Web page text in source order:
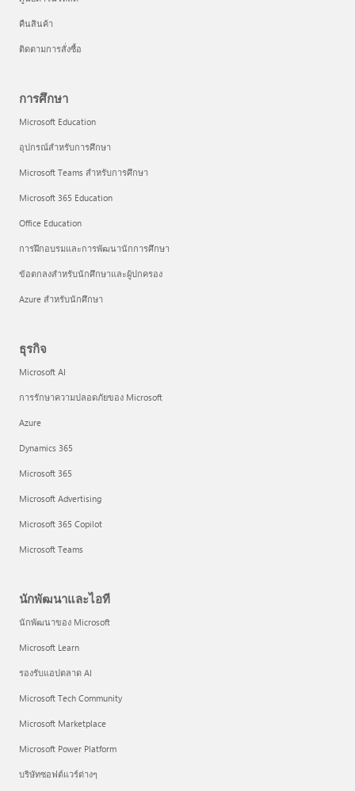
คืนสินค้า
ติดตามการสั่งซื้อ
การศึกษา
Microsoft Education
อุปกรณ์สำหรับการศึกษา
Microsoft Teams สำหรับการศึกษา
Microsoft 365 Education
Office Education
การฝึกอบรมและการพัฒนานักการศึกษา
ข้อตกลงสำหรับนักศึกษาและผู้ปกครอง
Azure สำหรับนักศึกษา
ธุรกิจ
Microsoft AI
การรักษาความปลอดภัยของ Microsoft
Azure
Dynamics 365
Microsoft 365
Microsoft Advertising
Microsoft 365 Copilot
Microsoft Teams
นักพัฒนาและไอที
นักพัฒนาของ Microsoft
Microsoft Learn
รองรับแอปตลาด AI
Microsoft Tech Community
Microsoft Marketplace
Microsoft Power Platform
บริษัทซอฟต์แวร์ต่างๆ